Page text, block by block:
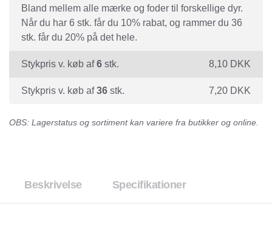
Bland mellem alle mærke og foder til forskellige dyr.
Når du har 6 stk. får du 10% rabat, og rammer du 36
stk. får du 20% på det hele.
Stykpris v. køb af6 stk. 8,10 DKK
Stykpris v. køb af36 stk. 7,20 DKK
OBS: Lagerstatus og sortiment kan variere fra butikker og online.
Beskrivelse Specifikationer